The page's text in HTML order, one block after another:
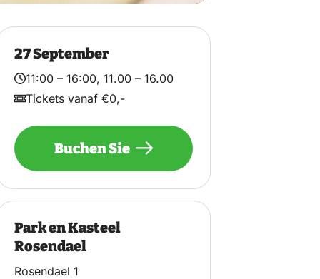
27 September
11:00 – 16:00, 11.00 – 16.00
Tickets vanaf €0,-
Buchen Sie
Park en Kasteel
Rosendael
Rosendael 1